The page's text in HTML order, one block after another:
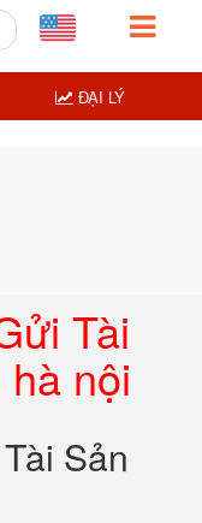
Tài
nội
Sản
ĐẠI LÝ